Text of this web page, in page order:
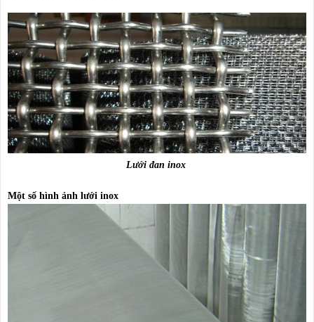
Lưới đan inox
Một số hình ảnh lưới inox